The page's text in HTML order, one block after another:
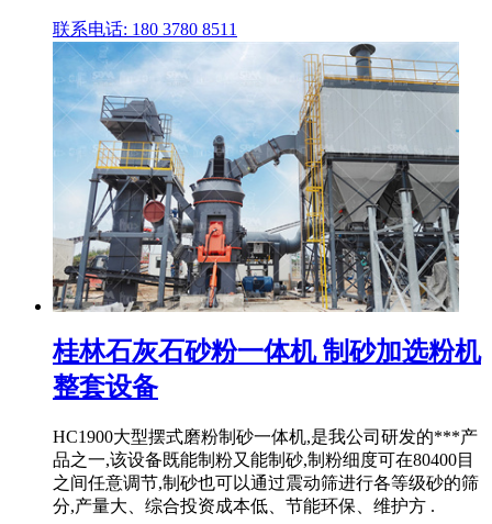
联系电话: 180 3780 8511
桂林石灰石砂粉一体机 制砂加选粉机
整套设备
HC1900大型摆式磨粉制砂一体机,是我公司研发的***产
品之一,该设备既能制粉又能制砂,制粉细度可在80400目
之间任意调节,制砂也可以通过震动筛进行各等级砂的筛
分,产量大、综合投资成本低、节能环保、维护方 .